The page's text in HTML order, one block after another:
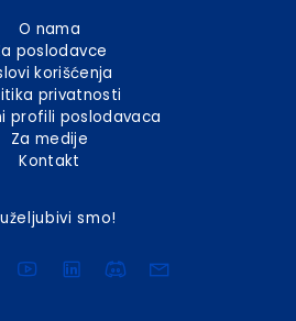
O nama
poslodavce
korišćenja
privatnosti
profili poslodavaca
Za medije
Kontakt
smo!